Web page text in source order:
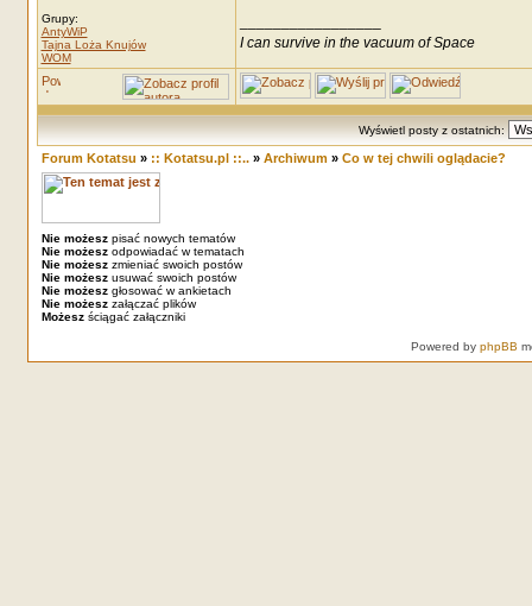
Grupy:
AntyWiP
Tajna Loża Knujów
WOM
I can survive in the vacuum of Space
Wyświetl posty z ostatnich:
Forum Kotatsu » :: Kotatsu.pl ::..» Archiwum» Co w tej chwili oglądacie?
Nie możeszpisać nowych tematów
Nie możeszodpowiadać w tematach
Nie możeszzmieniać swoich postów
Nie możeszusuwać swoich postów
Nie możeszgłosować w ankietach
Nie możeszzałączać plików
Możeszściągać załączniki
Powered by phpBB